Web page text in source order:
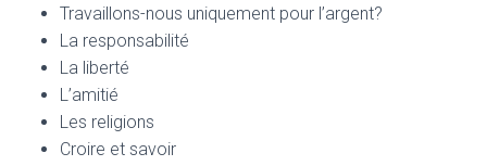
Travaillons-nous uniquement pour l’argent?
La responsabilité
La liberté
L’amitié
Les religions
Croire et savoir